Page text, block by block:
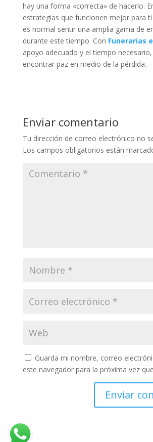
hay una forma «correcta» de hacerlo.
estrategias que funcionen mejor para
es normal sentir una amplia gama de
durante este tiempo. Con Funerarias
apoyo adecuado y el tiempo
encontrar paz en medio de la pérdida.
Enviar comentario
Tu dirección de correo electrónico no
Los campos obligatorios están
Guarda mi nombre, correo
este navegador para la próxima vez